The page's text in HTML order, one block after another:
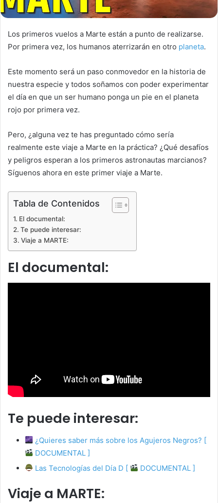
Los primeros vuelos a Marte están a punto de realizarse.
Por primera vez, los humanos aterrizarán en otro planeta.
Este momento será un paso conmovedor en la historia de
nuestra especie y todos soñamos con poder experimentar
el día en que un ser humano ponga un pie en el planeta
rojo por primera vez.
Pero, ¿alguna vez te has preguntado cómo sería
realmente este viaje a Marte en la práctica? ¿Qué desafíos
y peligros esperan a los primeros astronautas marcianos?
Síguenos ahora en este primer viaje a Marte.
Tabla de Contenidos
El documental:
Te puede interesar:
Viaje a MARTE:
El documental:
Te puede interesar:
¿Quieres saber más sobre los Agujeros Negros? [
DOCUMENTAL ]
Las Tecnologías del Día D [
DOCUMENTAL ]
Viaje a MARTE: